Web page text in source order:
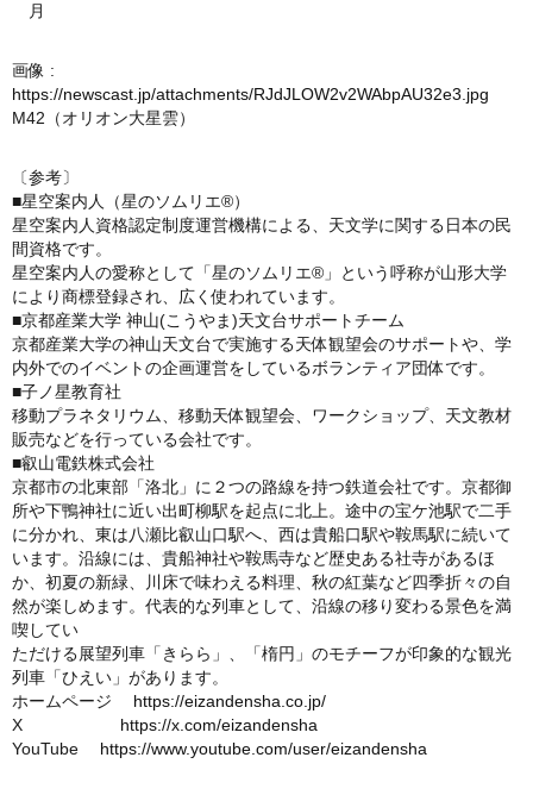
月
画像 :
https://newscast.jp/attachments/RJdJLOW2v2WAbpAU32e3.jpg
M42（オリオン大星雲）
〔参考〕
■星空案内人（星のソムリエ®）
星空案内人資格認定制度運営機構による、天文学に関する日本の民
間資格です。
星空案内人の愛称として「星のソムリエ®」という呼称が山形大学
により商標登録され、広く使われています。
■京都産業大学 神山(こうやま)天文台サポートチーム
京都産業大学の神山天文台で実施する天体観望会のサポートや、学
内外でのイベントの企画運営をしているボランティア団体です。
■子ノ星教育社
移動プラネタリウム、移動天体観望会、ワークショップ、天文教材
販売などを行っている会社です。
‎■叡山電鉄株式会社
京都市の北東部「洛北」に２つの路線を持つ鉄道会社です。京都御
所や下鴨神社に近い出町柳駅を起点に北上。途中の宝ケ池駅で二手
に分かれ、東は八瀬比叡山口駅へ、西は貴船口駅や鞍馬駅に続いて
います。沿線には、貴船神社や鞍馬寺など歴史ある社寺があるほ
か、初夏の新緑、川床で味わえる料理、秋の紅葉など四季折々の自
然が楽しめます。代表的な列車として、沿線の移り変わる景色を満
喫してい
ただける展望列車「きらら」、「楕円」のモチーフが印象的な観光
列車「ひえい」があります。
ホームページ https://eizandensha.co.jp/
X https://x.com/eizandensha
YouTube https://www.youtube.com/user/eizandensha